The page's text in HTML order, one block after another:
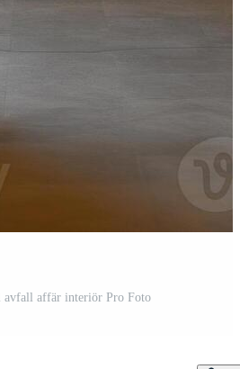
affär interiör Pro Foto